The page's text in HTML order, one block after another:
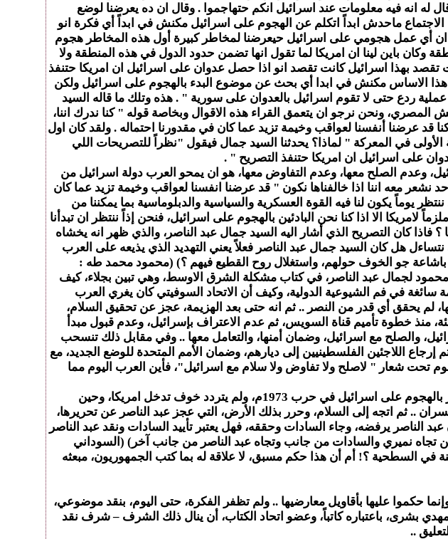
فيه معلومات عند اسرائيل انكم حتهاجموا . وقال ان ده يعرضنا لوضع
ماحدش ابداً اتكلم عن الهجوم على اسرائيل مكنش في ابداً أي فكرة انو
ان أي عمل هجومي على اسرائيل حيعرضنا لمخاطر كبيرة أول هذه المخاطر هجوم
وكان باين لينا ان امريكا لما تقول انها تضمن حدود الدول في هذه المنطقة ولا
تقصد بهذا اسرائيل كانت تقصد انو اذا حصل عدوان على اسرائيل ان امريكا حتنفذ
هذا الاساس مكنش في ابدا أي بحث عن موضوع البدء بالهجوم على اسرائيل ولكن
ردع حتى لا تقوم اسرائيل بالعدوان على سورية " . هذه وتلك ما قاله السيد
ونحن نرجو ان يتعمق القراء هذه الاقوال وبخاصة قوله " كنا ندرك اننا،
قد عرضنا أنفسنا لعواقب وخيمة تزيد عما كان في مقدورنا احتماله . ولقد كان اول
في المعركة " لماذا؟ يحدثنا السيد جمال فيقول "نظراً للتصريحات اللي
على اسرائيل ان امريكا حتنفذ التصريح " .
وعدم الصلح معها، وعدم التفاوض معها، هو ان يمحو العرب دولة اسرائيل من
معه اننا اذا خالفناها نكون " قد عرضنا انفسنا لعواقب وخيمة تزيد عما كان
يوماً يكون لنا فيه القوة العسكرية والسياسية والدبلوماسية بما يمكننا من
الا اذا كنا نحن البادئين بالهجوم على اسرائيل، فنحن إذاً ننتظر ان تبدأنا
كان التصريح الذي أشار اليه السيد جمال عبد الناصر، والذي ظهر انه يخشاه
وانما يرجع الى عام 1950م، أفليس من الحق ان نتساءل هل كان السيد جمال عبد الناصر فعلاً يعني التهديد الذي يذيعه على العرب
جو الخوف حولهم، واستغلال روح القطيع فيهم ؟) (محمود محمد طه :
لجمال عبد الناصر، في كتاب مشكلة الشرق الاوسط، وهي تبين بجلاء، كيف
في فم الشيوعية الدولية، وكيف أن الاتحاد السوفيتي كان يغري العرب
لم يحقق أي قدر من النصر .. ثم انه حتى بعد الهزيمة، عجز عن تحقيق السلام،
خطوة تأميم قناة السويس، ثم عدم الاعتراف بإسرائيل، وعدم قبول مبدأ
والصلح مع اسرائيل، وضمان أمنها، والتعامل معها .. وفي مقابل ذلك تنسحب
الاراضي المحتلة، وتقام دولة فلسطين وفق قرار الأمم المتحدة بالتقسيم 1948م، ويتم إرجاع اللاجئين الفلسطينيين إلى ديارهم، وضمان الأمم المتحدة للوضع الجديد، مع
تحت شعار " لاصلح ولا تفاوض ولا سلام مع اسرائيل"، فأين العرب اليوم مما
إن تأييد الجمهوريين للسادات، ينطلق من انه كان صادقاً مع نفسه، وشجاعاً أمام أعدائه .. فقد بادر بالهجوم على اسرائيل في حرب 1973م، ولم يتردد خوف تدخل امريكا، وحين
.. ثم اتجه إلى السلام، وحرر بذلك الأرض، التي عجز عبد الناصر عن تحريرها،
يرفضه، وجاء السادات وحققه، فهل يعتبر تأييد السادات ونقد عبد الناصر
تجاه نميري والسادات من جانب وتجاه عبد الناصر من جانب آخر) (السوداني
في السطحية ؟! أم أن هذا حكم مسبق، لا علاقة له بما كتب الجمهوريون، مبعثه
حكموا عليها بأقاويل معارضيها .. ولم تظفر الفكرة، حتى اليوم، بنقد موضوعي،
بشرى، باعتباره كاتباً، وعضو اتحاد الكتاب، أن ينال ذلك الشرف – شرف نقد
..